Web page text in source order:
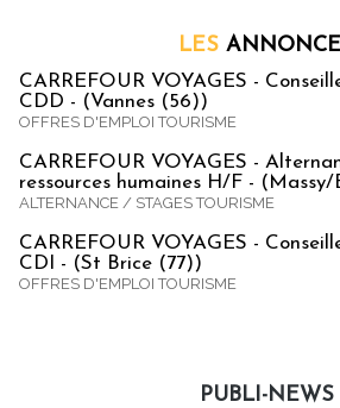
LES
CARREFOUR VOYAGES -
CDD - (Vannes (56))
OFFRES D'EMPLOI TOURISME
CARREFOUR VOYAGES -
ressources humaines H/F - (Massy/
ALTERNANCE / STAGES TOURISME
CARREFOUR VOYAGES -
CDI - (St Brice (77))
OFFRES D'EMPLOI TOURISME
PUBLI-NEWS